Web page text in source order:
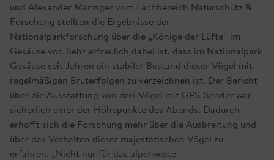
und Alexander Maringer vom Fachbereich Naturschutz &
Forschung stellten die Ergebnisse der
Nationalparkforschung über die „Könige der Lüfte“ im
Gesäuse vor. Sehr erfreulich dabei ist, dass im Nationalpark
Gesäuse seit Jahren ein stabiler Bestand dieser Vögel mit
regelmäßigen Bruterfolgen zu verzeichnen ist. Der Bericht
über die Ausstattung von drei Vögel mit GPS-Sender war
sicherlich einer der Höhepunkte des Abends. Dadurch
erhofft sich die Forschung mehr über die Ausbreitung und
über das Verhalten dieser majestätischen Vögel zu
erfahren. „Nicht nur für das alpenweite